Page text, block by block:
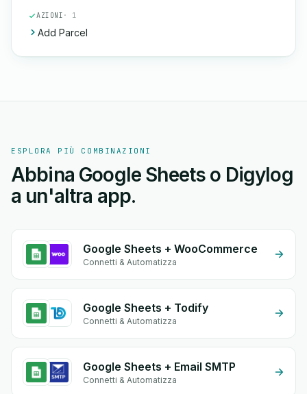
AZIONI · 1
Add Parcel
ESPLORA PIÙ COMBINAZIONI
Abbina Google Sheets o Digylog
a un'altra app.
Google Sheets + WooCommerce
Connetti & Automatizza
Google Sheets + Todify
Connetti & Automatizza
Google Sheets + Email SMTP
Connetti & Automatizza